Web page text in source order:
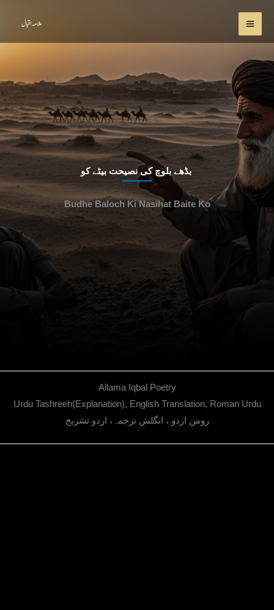
بڈھے بلوچ کی نصیحت بیٹے کو
Budhe Baloch Ki Nasihat Baite Ko
Allama Iqbal Poetry
Urdu Tashreeh(Explanation), English Translation, Roman Urdu
رومن اردو ، انگلش ترجمہ، اردو تشریح